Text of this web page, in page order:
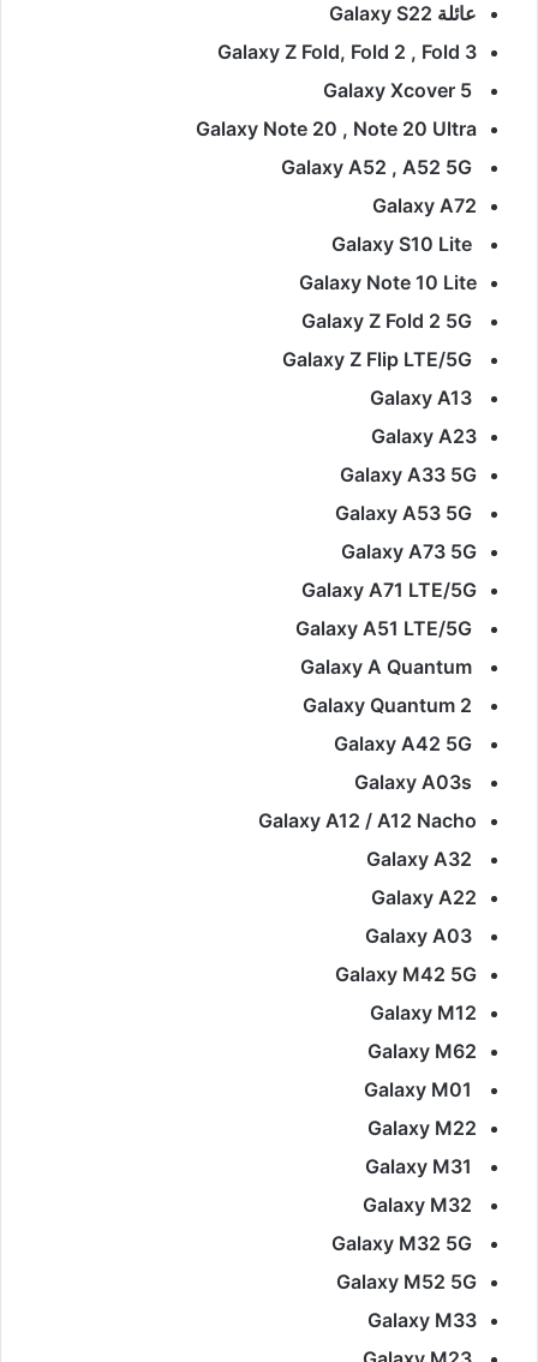
عائلة Galaxy S22
Galaxy Z Fold, Fold 2 , Fold 3
Galaxy Note 20 , Note 20 Ultra
Galaxy A72
Galaxy Note 10 Lite
Galaxy A23
Galaxy A33 5G
Galaxy A73 5G
Galaxy A71 LTE/5G
Galaxy A12 / A12 Nacho
Galaxy A22
Galaxy M42 5G
Galaxy M12
Galaxy M62
Galaxy M22
Galaxy M52 5G
Galaxy M33